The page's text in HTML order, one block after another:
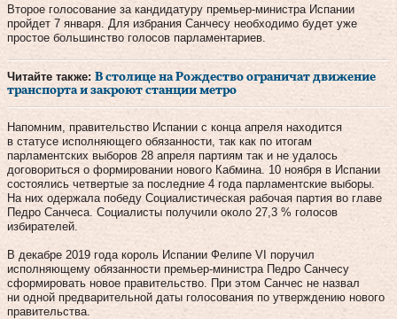
Второе голосование за кандидатуру премьер-министра Испании
пройдет 7 января. Для избрания Санчесу необходимо будет уже
простое большинство голосов парламентариев.
Читайте также: В столице на Рождество ограничат движение
транспорта и закроют станции метро
Напомним, правительство Испании с конца апреля находится
в статусе исполняющего обязанности, так как по итогам
парламентских выборов 28 апреля партиям так и не удалось
договориться о формировании нового Кабмина. 10 ноября в Испании
состоялись четвертые за последние 4 года парламентские выборы.
На них одержала победу Социалистическая рабочая партия во главе
Педро Санчеса. Социалисты получили около 27,3 % голосов
избирателей.
В декабре 2019 года король Испании Фелипе VI поручил
исполняющему обязанности премьер-министра Педро Санчесу
сформировать новое правительство. При этом Санчес не назвал
ни одной предварительной даты голосования по утверждению нового
правительства.